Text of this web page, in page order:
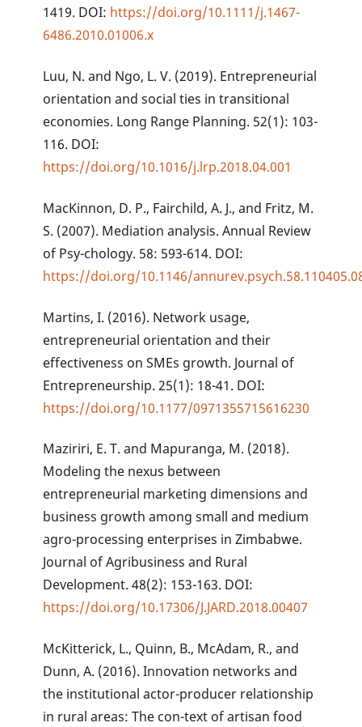
1419. DOI: https://doi.org/10.1111/j.1467-
6486.2010.01006.x
Luu, N. and Ngo, L. V. (2019). Entrepreneurial
orientation and social ties in transitional
economies. Long Range Planning. 52(1): 103-
116. DOI:
https://doi.org/10.1016/j.lrp.2018.04.001
MacKinnon, D. P., Fairchild, A. J., and Fritz, M.
S. (2007). Mediation analysis. Annual Review
of Psy-chology. 58: 593-614. DOI:
https://doi.org/10.1146/
Martins, I. (2016). Network usage,
entrepreneurial orientation and their
effectiveness on SMEs growth. Journal of
Entrepreneurship. 25(1): 18-41. DOI:
https://doi.org/10.1177/0971355715616230
Maziriri, E. T. and Mapuranga, M. (2018).
Modeling the nexus between
entrepreneurial marketing dimensions and
business growth among small and medium
agro-processing enterprises in Zimbabwe.
Journal of Agribusiness and Rural
Development. 48(2): 153-163. DOI:
https://doi.org/10.17306/J.JARD.2018.00407
McKitterick, L., Quinn, B., McAdam, R., and
Dunn, A. (2016). Innovation networks and
the institutional actor-producer relationship
in rural areas: The con-text of artisan food